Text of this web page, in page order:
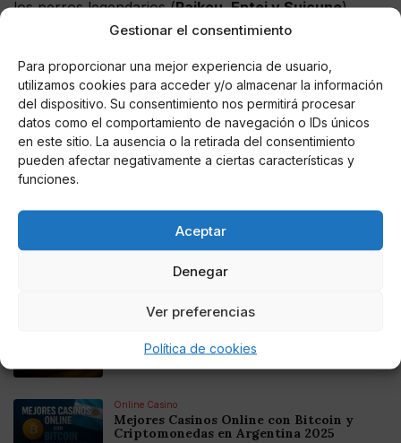
Gestionar el consentimiento
Para proporcionar una mejor experiencia de usuario,
utilizamos cookies para acceder y/o almacenar la información
del dispositivo. Su consentimiento nos permitirá procesar
datos como el comportamiento de navegación o IDs únicos
en este sitio. La ausencia o la retirada del consentimiento
pueden afectar negativamente a ciertas características y
funciones.
Aceptar
Denegar
Ver preferencias
Política de cookies
los perros legendarios (Raikou, Entei y Suicune),
Lugia y Ho-oh, Latias y Latios, Kyogre, Groudon,
Celebi, Regirock, Regice, Registeel, Deoxys, Dialga,
Palkiay el esperado Jirachi.
E
Colombia 2025: Bitcoin Casinos
Online Casino
Mejores Casinos Online con Bitcoin y
Criptomonedas en Argentina 2025